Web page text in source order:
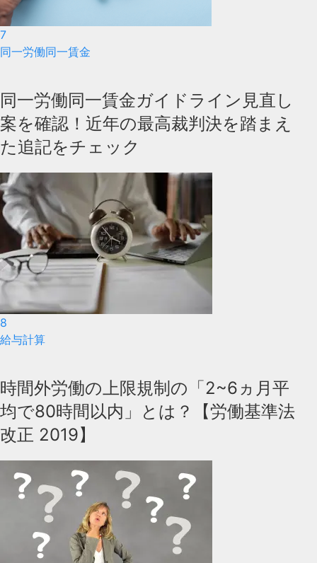
7
同一労働同一賃金
同一労働同一賃金ガイドライン見直し
案を確認！近年の最高裁判決を踏まえ
た追記をチェック
8
給与計算
時間外労働の上限規制の「2~6ヵ月平
均で80時間以内」とは？【労働基準法
改正 2019】